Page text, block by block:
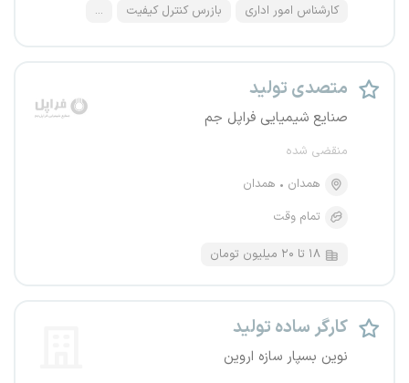
کارشناس امور اداری بازرس کنترل کیفیت ...
متصدی تولید
صنایع شیمیایی فراپل جم
منقضی شده
همدان
همدان
تمام وقت
۱۸ تا ۲۰ میلیون تومان
کارگر ساده تولید
نوین بسپار سازه اروین